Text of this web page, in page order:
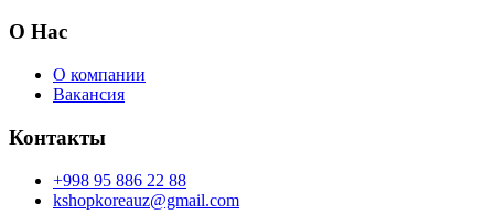
О Нас
О компании
Вакансия
Контакты
+998 95 886 22 88
kshopkoreauz@gmail.com